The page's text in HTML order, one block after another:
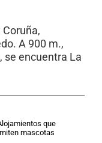
A 900 m.,
se encuentra La
que
mascotas